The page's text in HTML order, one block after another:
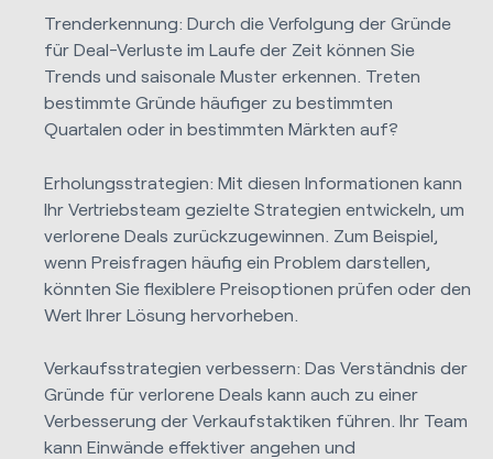
Trenderkennung: Durch die Verfolgung der Gründe
für Deal-Verluste im Laufe der Zeit können Sie
Trends und saisonale Muster erkennen. Treten
bestimmte Gründe häufiger zu bestimmten
Quartalen oder in bestimmten Märkten auf?
Erholungsstrategien: Mit diesen Informationen kann
Ihr Vertriebsteam gezielte Strategien entwickeln, um
verlorene Deals zurückzugewinnen. Zum Beispiel,
wenn Preisfragen häufig ein Problem darstellen,
könnten Sie flexiblere Preisoptionen prüfen oder den
Wert Ihrer Lösung hervorheben.
Verkaufsstrategien verbessern: Das Verständnis der
Gründe für verlorene Deals kann auch zu einer
Verbesserung der Verkaufstaktiken führen. Ihr Team
kann Einwände effektiver angehen und